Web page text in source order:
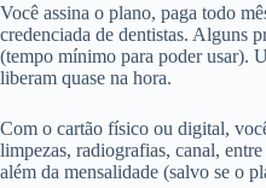
Você assina o plano, paga todo
credenciada de dentistas. Alguns
(tempo mínimo para poder usar).
liberam quase na hora.
Com o cartão físico ou digital,
limpezas, radiografias, canal,
além da mensalidade (salvo se o